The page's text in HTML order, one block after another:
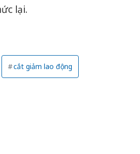
lại.
cắt giảm lao động